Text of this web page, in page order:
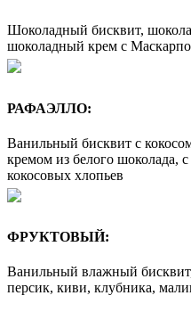
Шоколадный бисквит,
шоколадный крем с
РАФАЭЛЛО:
Ванильный бисквит с
кремом из белого шоколада,
кокосовых хлопьев
ФРУКТОВЫЙ:
Ванильный влажный
персик, киви, клубника,